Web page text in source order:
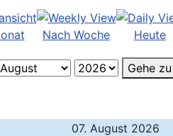
Nach Woche Heute
Gehe
07. August 2026